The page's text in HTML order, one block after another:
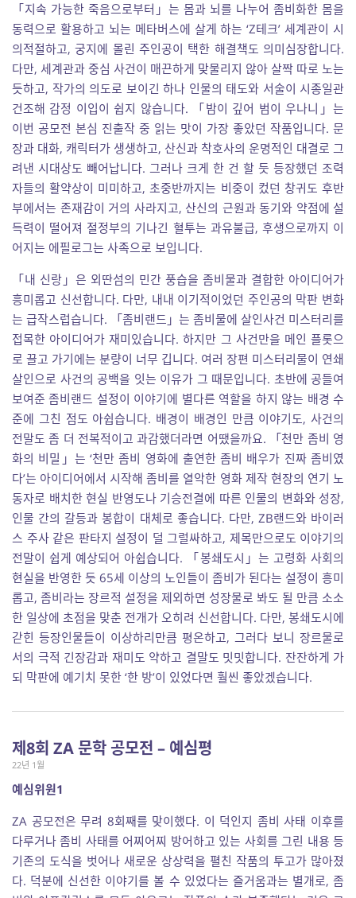
「지속 가능한 죽음으로부터」는 몸과 뇌를 나누어 좀비화한 몸을
동력으로 활용하고 뇌는 메타버스에 살게 하는 ‘Z테크’ 세계관이 시
의적절하고, 궁지에 몰린 주인공이 택한 해결책도 의미심장합니다.
다만, 세계관과 중심 사건이 매끈하게 맞물리지 않아 살짝 따로 노는
듯하고, 작가의 의도로 보이긴 하나 인물의 태도와 서술이 시종일관
건조해 감정 이입이 쉽지 않습니다. 「밤이 깊어 범이 우나니」는
이번 공모전 본심 진출작 중 읽는 맛이 가장 좋았던 작품입니다. 문
장과 대화, 캐릭터가 생생하고, 산신과 착호사의 운명적인 대결로 그
려낸 시대상도 빼어납니다. 그러나 크게 한 건 할 듯 등장했던 조력
자들의 활약상이 미미하고, 초중반까지는 비중이 컸던 창귀도 후반
부에서는 존재감이 거의 사라지고, 산신의 근원과 동기와 약점에 설
득력이 떨어져 절정부의 기나긴 혈투는 과유불급, 후생으로까지 이
어지는 에필로그는 사족으로 보입니다.
「내 신랑」은 외딴섬의 민간 풍습을 좀비물과 결합한 아이디어가
흥미롭고 신선합니다. 다만, 내내 이기적이었던 주인공의 막판 변화
는 급작스럽습니다. 「좀비랜드」는 좀비물에 살인사건 미스터리를
접목한 아이디어가 재미있습니다. 하지만 그 사건만을 메인 플롯으
로 끌고 가기에는 분량이 너무 깁니다. 여러 장편 미스터리물이 연쇄
살인으로 사건의 공백을 잇는 이유가 그 때문입니다. 초반에 공들여
보여준 좀비랜드 설정이 이야기에 별다른 역할을 하지 않는 배경 수
준에 그친 점도 아쉽습니다. 배경이 배경인 만큼 이야기도, 사건의
전말도 좀 더 전복적이고 과감했더라면 어땠을까요. 「천만 좀비 영
화의 비밀」는 ‘천만 좀비 영화에 출연한 좀비 배우가 진짜 좀비였
다’는 아이디어에서 시작해 좀비를 열악한 영화 제작 현장의 연기 노
동자로 배치한 현실 반영도나 기승전결에 따른 인물의 변화와 성장,
인물 간의 갈등과 봉합이 대체로 좋습니다. 다만, ZB랜드와 바이러
스 주사 같은 판타지 설정이 덜 그럴싸하고, 제목만으로도 이야기의
전말이 쉽게 예상되어 아쉽습니다. 「봉쇄도시」는 고령화 사회의
현실을 반영한 듯 65세 이상의 노인들이 좀비가 된다는 설정이 흥미
롭고, 좀비라는 장르적 설정을 제외하면 성장물로 봐도 될 만큼 소소
한 일상에 초점을 맞춘 전개가 오히려 신선합니다. 다만, 봉쇄도시에
갇힌 등장인물들이 이상하리만큼 평온하고, 그러다 보니 장르물로
서의 극적 긴장감과 재미도 약하고 결말도 밋밋합니다. 잔잔하게 가
되 막판에 예기치 못한 ‘한 방’이 있었다면 훨씬 좋았겠습니다.
제8회 ZA 문학 공모전 – 예심평
22년 1월
예심위원1
ZA 공모전은 무려 8회째를 맞이했다. 이 덕인지 좀비 사태 이후를
다루거나 좀비 사태를 어찌어찌 방어하고 있는 사회를 그린 내용 등
기존의 도식을 벗어나 새로운 상상력을 펼친 작품의 투고가 많아졌
다. 덕분에 신선한 이야기를 볼 수 있었다는 즐거움과는 별개로, 좀